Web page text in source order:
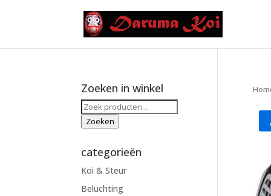
Zoeken in winkel
Zoeken
naar:
Zoeken
categorieën
Koi & Steur
Beluchting